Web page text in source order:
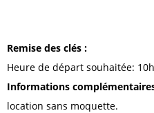
Remise des clés :
Heure de départ souhaitée:
Informations
location sans moquette